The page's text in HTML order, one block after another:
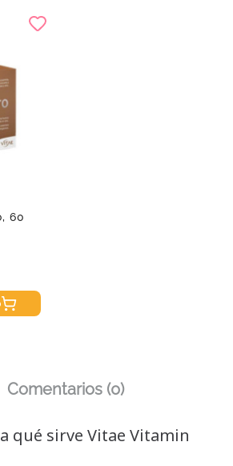
60
Comentarios (0)
qué sirve Vitae Vitamin